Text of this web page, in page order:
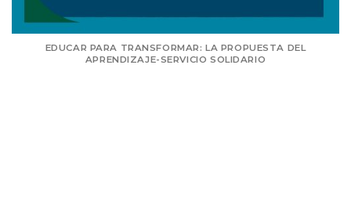
TRANSFORMAR: LA PROPUESTA DEL
SERVICIO SOLIDARIO
ITINERARIOS